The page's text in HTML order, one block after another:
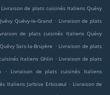
Livraison de plats cuisinés Italiens Quévy
Quévy-le-Grand . Livraison de plats
de plats cuisinés Italiens Quévy
Sars-la-Bruyère . Livraison de plats
Italiens Ghlin . Livraison de plats
.
Livraison de plats cuisinés Italiens
Italiens Jurbise Erbisœul . Livraison de